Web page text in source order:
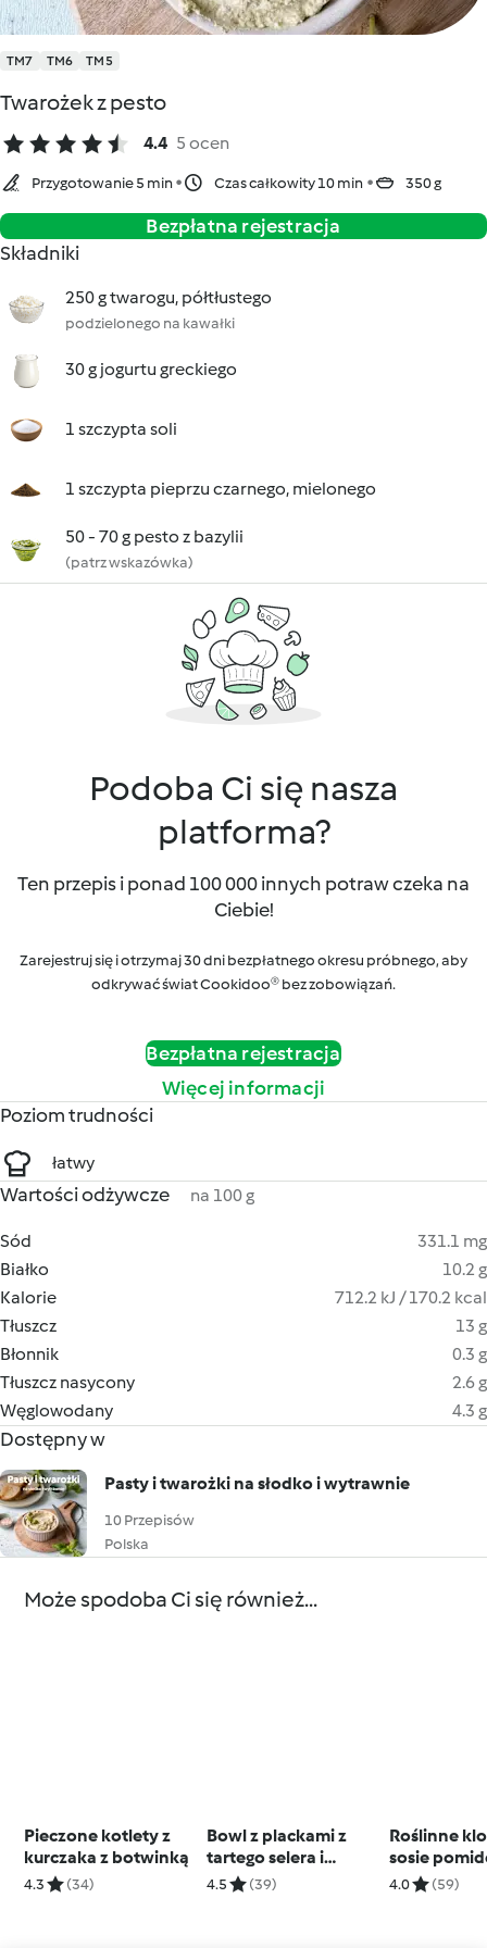
TM7 TM6 TM5
Twarożek z pesto
4.4 5 ocen
Przygotowanie 5 min Czas całkowity 10 min 350 g
Bezpłatna rejestracja
Składniki
250 g twarogu, półtłustego
podzielonego na kawałki
30 g jogurtu greckiego
1 szczypta soli
1 szczypta pieprzu czarnego, mielonego
50 - 70 g pesto z bazylii
(patrz wskazówka)
Podoba Ci się nasza
platforma?
Ten przepis i ponad 100 000 innych potraw czeka na
Ciebie!
Zarejestruj się i otrzymaj 30 dni bezpłatnego okresu próbnego, aby
odkrywać świat Cookidoo® bez zobowiązań.
Bezpłatna rejestracja
Więcej informacji
Poziom trudności
łatwy
Wartości odżywcze na 100 g
Sód
331.1 mg
Białko
10.2 g
Kalorie
712.2 kJ / 170.2 kcal
Tłuszcz
13 g
Błonnik
0.3 g
Tłuszcz nasycony
2.6 g
Węglowodany
4.3 g
Dostępny w
Pasty i twarożki na słodko i wytrawnie
10 Przepisów
Polska
Może spodoba Ci się również...
Pieczone kotlety z
kurczaka z botwinką
4.3 (34)
Bowl z plackami z
tartego selera i
jajkiem na miękko
4.5 (39)
Roślinne
sosie
z kuskusem
4.0 (59)